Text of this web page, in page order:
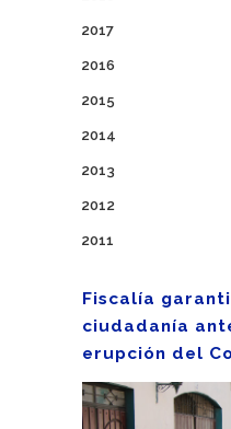
2017
2016
2015
2014
2013
2012
2011
Fiscalía
ciudadanía
erupción del